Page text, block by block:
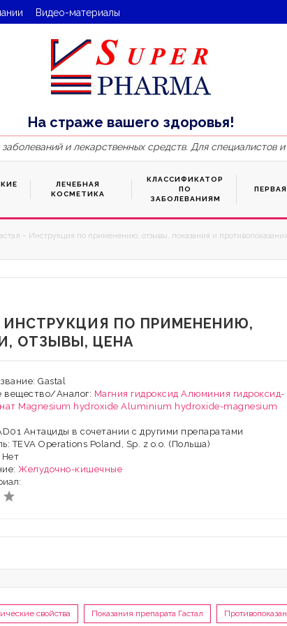
Видео-материалы
На страже вашего здоровья!
и лекарственных средств. Для специалистов
ЛЕЧЕБНАЯ
КОСМЕТИКА
КЛАССИФИКАТОР
ПО
ЗАБОЛЕВАНИЯМ
– Инструкция по применению, отзывы, показания и
ИНСТРУКЦИЯ ПО ПРИМЕНЕНИЮ,
ОТЗЫВЫ, ЦЕНА
Gastal
вещество/Аналог: Магния гидроксид Алюминия гидроксид-
Magnesium hydroxide Aluminium hydroxide-magnesium
Антациды в сочетании с другими препаратами
TEVA Operations Poland, Sp. z o.o. (Польша)
Нет
Желудочно-кишечные
свойства Показания препарата Гастал